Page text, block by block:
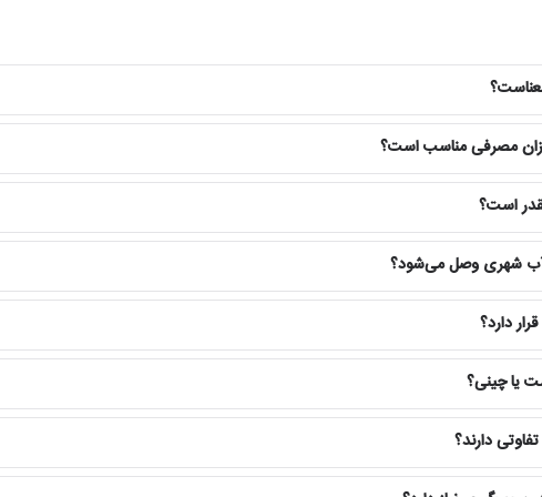
آب، از طریق اتصال شهری دوباره آب‌گیری می‌کند و آب ورودی را مرحله‌به‌مرحله گرم می‌سازد.
برای مصرف سبک، انتخاب ظرفیت بزرگ‌تر لزوماً اقتصادی‌تر نیست.
به‌جای ورود ناگهانی با حجم زیاد، به‌صورت مرحله‌ای وارد چرخه گرم شدن می‌شود. دستگاه
دمای آب داخل مخزن کمتر شود و آب جایگزین با نظم بیشتری به دمای مناسب برسد.
منظم‌تر به آب جوش در ساعت‌های شلوغ است. سرعت واقعی گرم شدن به دمای آب، فشار ورودی، ولتاژ
کرد.
نمای روشن و تیره
در معرض بخار، رطوبت، قطرات آب و تماس مداوم دست قرار دارد. بدنه استیل این مدل برای چنین
روی بدنه دیده شوند و ظاهر دستگاه در معرض دید مشتری مرتب‌تر باقی بماند.
با دیگر تجهیزات استیل هماهنگ است و نسخه تیره برای دکورهای مشکی یا مدرن کاربرد دارد. برای حفظ